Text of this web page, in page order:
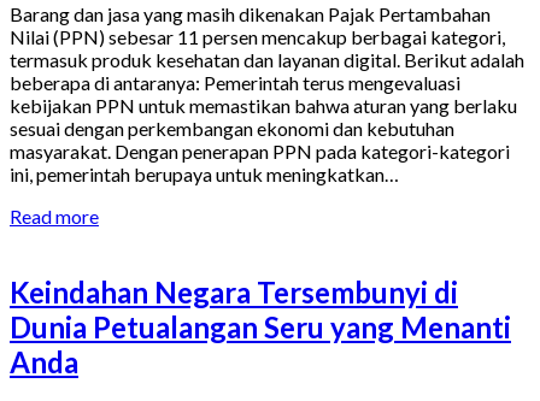
Barang dan jasa yang masih dikenakan Pajak Pertambahan
Nilai (PPN) sebesar 11 persen mencakup berbagai kategori,
termasuk produk kesehatan dan layanan digital. Berikut adalah
beberapa di antaranya: Pemerintah terus mengevaluasi
kebijakan PPN untuk memastikan bahwa aturan yang berlaku
sesuai dengan perkembangan ekonomi dan kebutuhan
masyarakat. Dengan penerapan PPN pada kategori-kategori
ini, pemerintah berupaya untuk meningkatkan…
Read more
Keindahan Negara Tersembunyi di
Dunia Petualangan Seru yang Menanti
Anda